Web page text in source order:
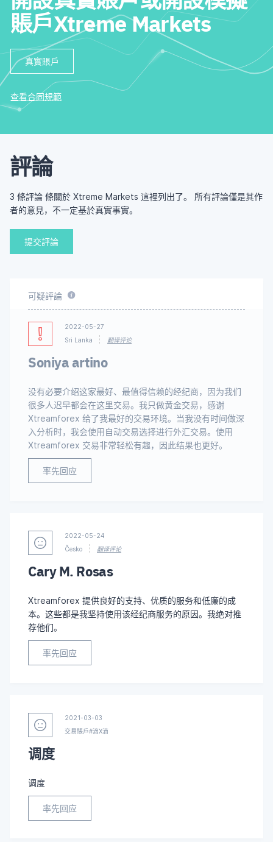
賬戶Xtreme Markets
真實賬戶
查看合同規範
評論
3 條評論 條關於 Xtreme Markets 這裡列出了。 所有評論僅是其作
者的意見，不一定基於真實事實。
提交評論
可疑評論
2022-05-27
Sri Lanka
翻译评论
Soniya artino
没有必要介绍这家最好、最值得信赖的经纪商，因为我们
很多人迟早都会在这里交易。我只做黄金交易，感谢
Xtreamforex 给了我最好的交易环境。当我没有时间做深
入分析时，我会使用自动交易选择进行外汇交易。使用
Xtreamforex 交易非常轻松有趣，因此结果也更好。
率先回应
2022-05-24
Česko
翻译评论
Cary M. Rosas
Xtreamforex 提供良好的支持、优质的服务和低廉的成
本。这些都是我坚持使用该经纪商服务的原因。我绝对推
荐他们。
率先回应
2021-03-03
交易賬戶#滴X滴
调度
调度
率先回应